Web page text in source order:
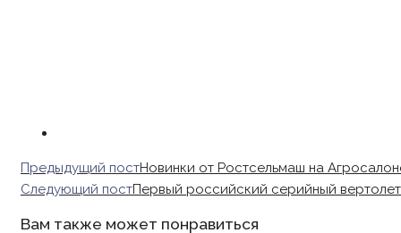
Read
more
Предыдущий постНовинки от Ростсельмаш на
Следующий постПервый российский серийный
Вам также может понравиться